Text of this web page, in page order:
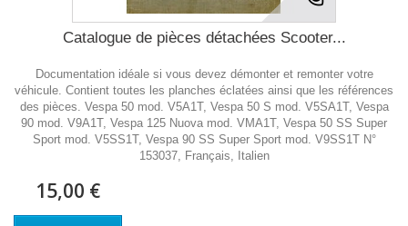
Catalogue de pièces détachées Scooter...
Documentation idéale si vous devez démonter et remonter votre
véhicule. Contient toutes les planches éclatées ainsi que les références
des pièces. Vespa 50 mod. V5A1T, Vespa 50 S mod. V5SA1T, Vespa
90 mod. V9A1T, Vespa 125 Nuova mod. VMA1T, Vespa 50 SS Super
Sport mod. V5SS1T, Vespa 90 SS Super Sport mod. V9SS1T N°
153037, Français, Italien
15,00 €